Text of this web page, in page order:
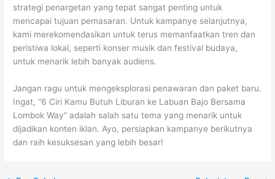
strategi penargetan yang tepat sangat penting untuk
mencapai tujuan pemasaran. Untuk kampanye selanjutnya,
kami merekomendasikan untuk terus memanfaatkan tren dan
peristiwa lokal, seperti konser musik dan festival budaya,
untuk menarik lebih banyak audiens.
Jangan ragu untuk mengeksplorasi penawaran dan paket baru.
Ingat, “6 Ciri Kamu Butuh Liburan ke Labuan Bajo Bersama
Lombok Way” adalah salah satu tema yang menarik untuk
dijadikan konten iklan. Ayo, persiapkan kampanye berikutnya
dan raih kesuksesan yang lebih besar!